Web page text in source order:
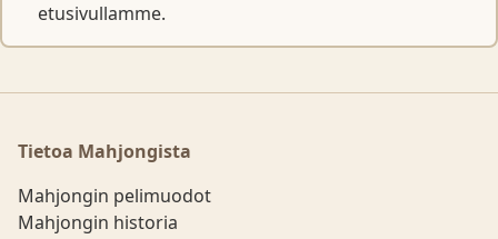
etusivullamme.
Tietoa Mahjongista
Mahjongin pelimuodot
Mahjongin historia